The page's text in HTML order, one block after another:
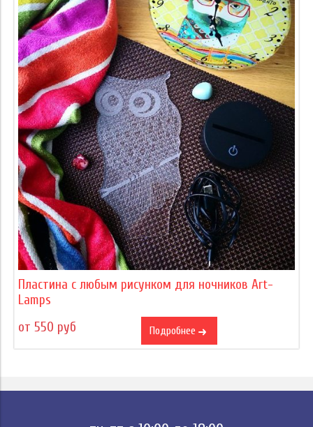
Пластина с любым рисунком для ночников Art-
Lamps
от 550 руб
Подробнее